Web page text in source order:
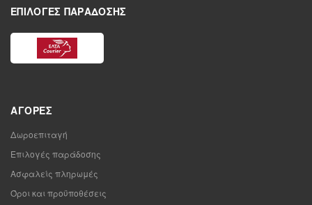
ΕΠΙΛΟΓΈΣ ΠΑΡΆΔΟΣΗΣ
ΑΓΟΡΈΣ
Δωροεπιταγή
Επιλογές παράδοσης
Ασφαλείς πληρωμές
Όροι και προϋποθέσεις